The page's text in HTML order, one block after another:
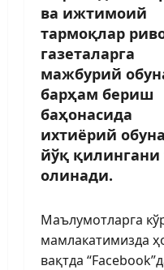
ва ижтимоий
тармоқлар
газеталарга
мажбурий
барҳам бериш
баҳонасида
ихтиёрий
йўқ қилингани
олинади.
Маълумотларга
мамлакатимизда
вақтда